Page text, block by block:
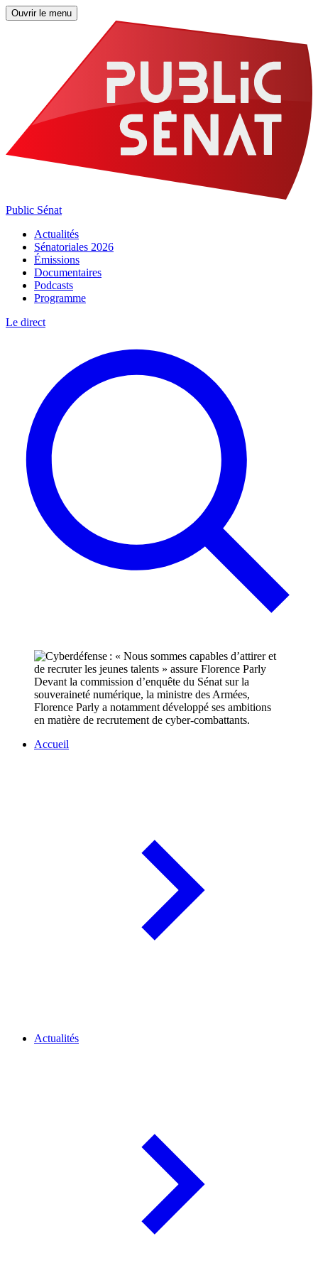
Ouvrir le menu
Public Sénat
Actualités
Sénatoriales 2026
Émissions
Documentaires
Podcasts
Programme
Le direct
Devant la commission d’enquête du Sénat sur la
souveraineté numérique, la ministre des Armées,
Florence Parly a notamment développé ses ambitions
en matière de recrutement de cyber-combattants.
Accueil
Actualités